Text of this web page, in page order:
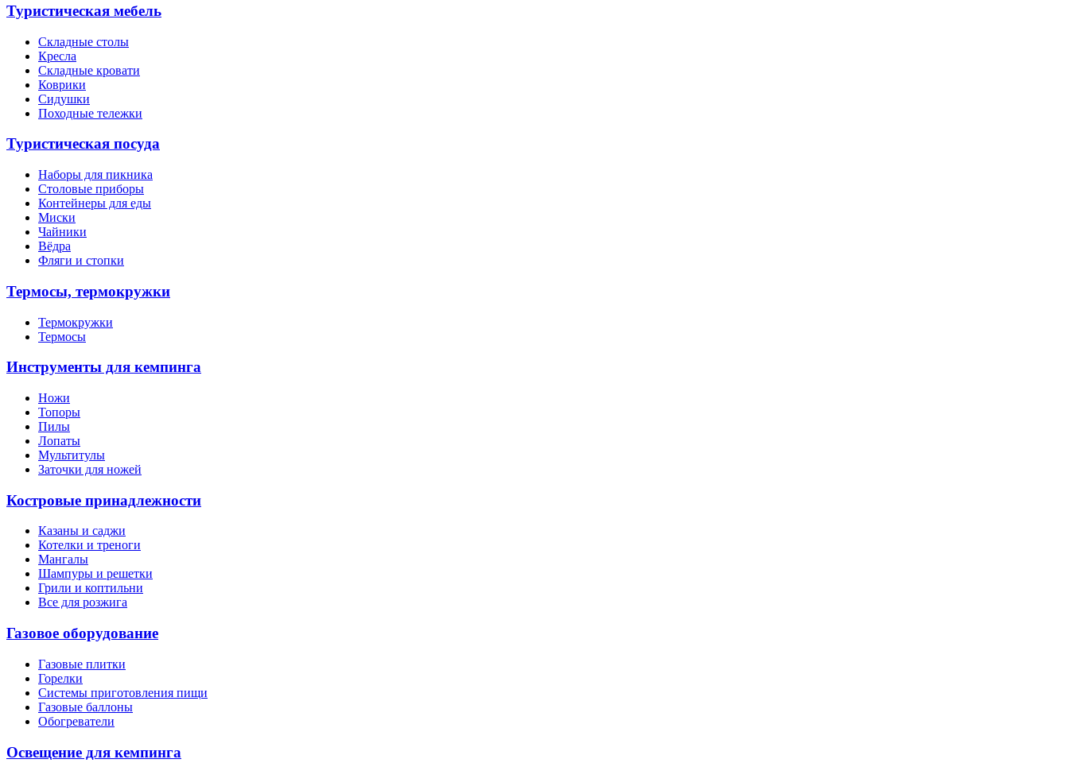
Туристическая мебель
Складные столы
Кресла
Складные кровати
Коврики
Сидушки
Походные тележки
Туристическая посуда
Наборы для пикника
Столовые приборы
Контейнеры для еды
Миски
Чайники
Вёдра
Фляги и стопки
Термосы, термокружки
Термокружки
Термосы
Инструменты для кемпинга
Ножи
Топоры
Пилы
Лопаты
Мультитулы
Заточки для ножей
Костровые принадлежности
Казаны и саджи
Котелки и треноги
Мангалы
Шампуры и решетки
Грили и коптильни
Все для розжига
Газовое оборудование
Газовые плитки
Горелки
Системы приготовления пищи
Газовые баллоны
Обогреватели
Освещение для кемпинга